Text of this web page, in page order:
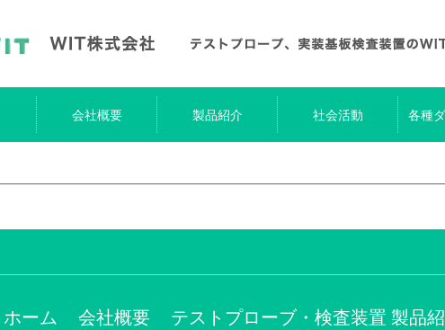
会社概要 製品紹介 社会活動 各種
ホーム 会社概要 テストプローブ・検査装置 製品